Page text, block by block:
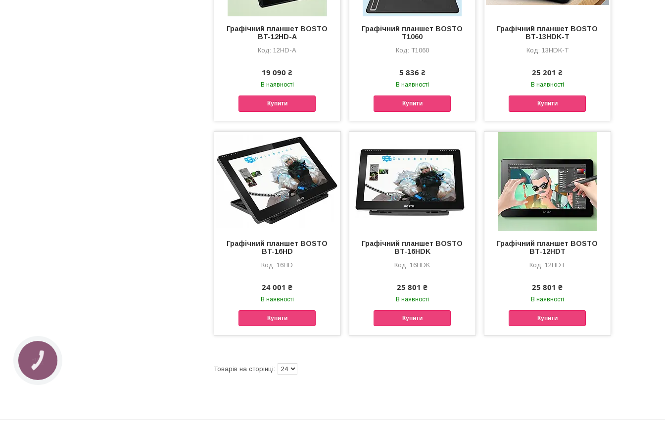
Графічний планшет BOSTO
BT-12HD-A
12HD-А
19 090 ₴
В наявності
Купити
Графічний планшет BOSTO
T1060
Т1060
5 836 ₴
В наявності
Купити
Графічний планшет BOSTO
BT-13HDK-T
13HDK-T
25 201 ₴
В наявності
Купити
Графічний планшет BOSTO
BT-16HD
16HD
24 001 ₴
В наявності
Купити
Графічний планшет BOSTO
BT-16HDK
16HDK
25 801 ₴
В наявності
Купити
Графічний планшет BOSTO
BT-12HDT
12HDT
25 801 ₴
В наявності
Купити
КНОПКА
ЗВ'ЯЗКУ